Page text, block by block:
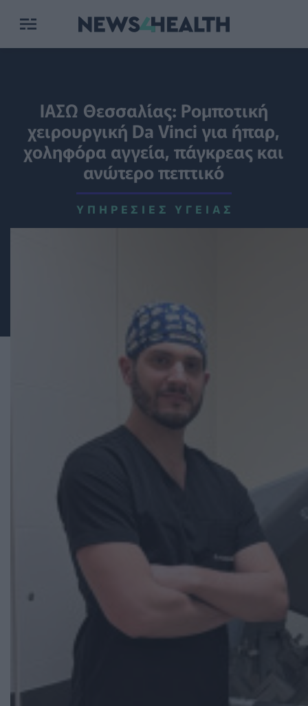
ΙΑΣΩ Θεσσαλίας: Ρομποτική
χειρουργική Da Vinci για ήπαρ,
χοληφόρα αγγεία, πάγκρεας και
ανώτερο πεπτικό
ΥΠΗΡΕΣΊΕΣ ΥΓΕΊΑΣ